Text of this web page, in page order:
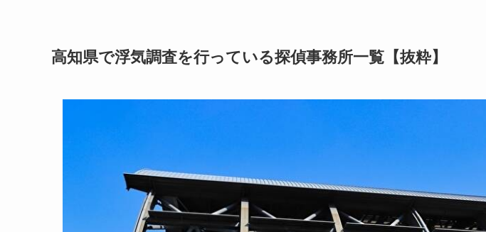
高知県で浮気調査を行っている探偵事務所一覧【抜粋】